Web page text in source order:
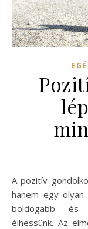
A pozitív gondolkodás nem csupán egy divatos kifejezés,
hanem egy
boldogabb és
élhessünk. Az